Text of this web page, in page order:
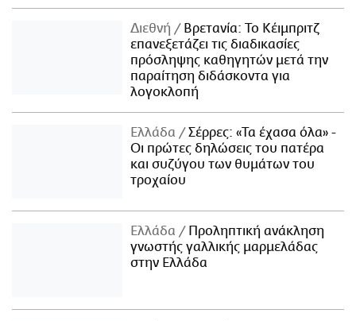
Διεθνή
Βρετανία: Το Κέιμπριτζ
επανεξετάζει τις διαδικασίες
πρόσληψης καθηγητών μετά την
παραίτηση διδάσκοντα για
λογοκλοπή
Ελλάδα
Σέρρες: «Τα έχασα όλα» -
Οι πρώτες δηλώσεις του πατέρα
και συζύγου των θυμάτων του
τροχαίου
Ελλάδα
Προληπτική ανάκληση
γνωστής γαλλικής μαρμελάδας
στην Ελλάδα